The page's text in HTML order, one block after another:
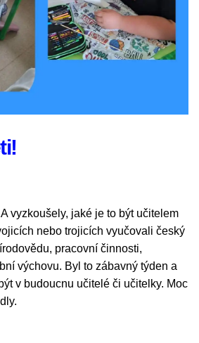
vyzkoušely, jaké je to být učitelem
nebo trojicích vyučovali český
pracovní činnosti,
výchovu. Byl to zábavný týden a
v budoucnu učitelé či učitelky. Moc